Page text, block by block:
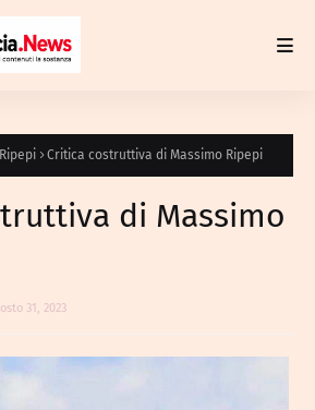
Critica costruttiva di Massimo Ripepi
di Massimo
31, 2023